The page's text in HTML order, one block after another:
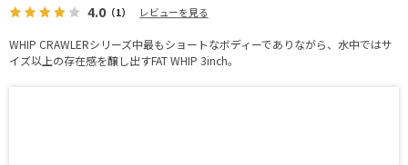
4.0（1） レビューを見る
WHIP CRAWLERシリーズ中最もショートなボディーでありながら、水中ではサ
イズ以上の存在感を醸し出すFAT WHIP 3inch。